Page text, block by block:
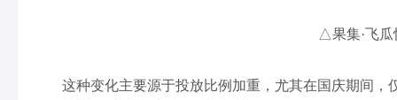
△果集·飞瓜
这种变化主要源于投放比例加重，尤其在国庆期间